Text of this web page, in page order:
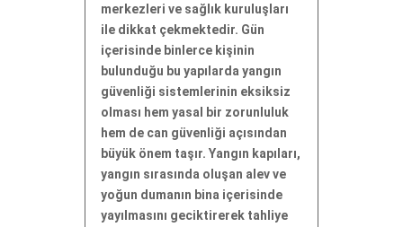
merkezleri ve sağlık kuruluşları
ile dikkat çekmektedir. Gün
içerisinde binlerce kişinin
bulunduğu bu yapılarda yangın
güvenliği sistemlerinin eksiksiz
olması hem yasal bir zorunluluk
hem de can güvenliği açısından
büyük önem taşır. Yangın kapıları,
yangın sırasında oluşan alev ve
yoğun dumanın bina içerisinde
yayılmasını geciktirerek tahliye